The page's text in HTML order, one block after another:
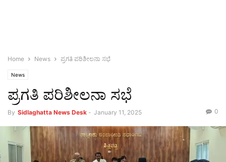
Home News ಪ್ರಗತಿ ಪರಿಶೀಲನಾ ಸಭೆ
News
ಪ್ರಗತಿ ಪರಿಶೀಲನಾ ಸಭೆ
By Sidlaghatta News Desk - January 11, 2025 0